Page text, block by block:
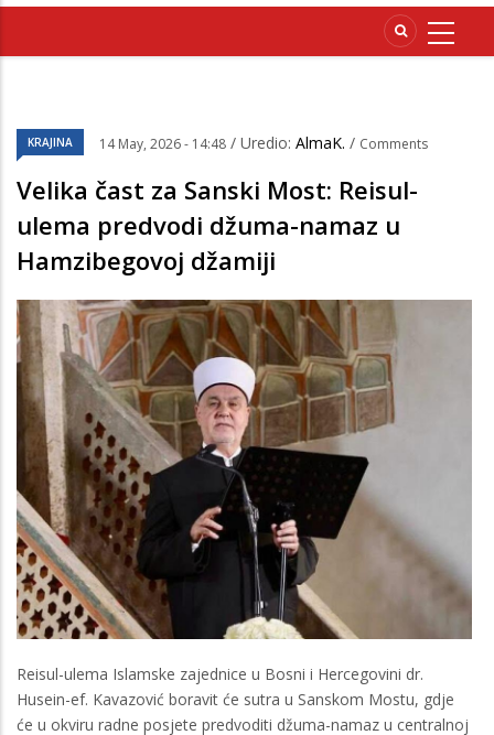
KRAJINA 14 May, 2026 - 14:48 / Uredio: AlmaK. / Comments
Velika čast za Sanski Most: Reisul-
ulema predvodi džuma-namaz u
Hamzibegovoj džamiji
Reisul-ulema Islamske zajednice u Bosni i Hercegovini dr.
Husein-ef. Kavazović boravit će sutra u Sanskom Mostu, gdje
će u okviru radne posjete predvoditi džuma-namaz u centralnoj